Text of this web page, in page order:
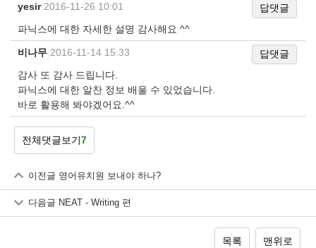
yesir|2016-11-26 10:01
답댓글
파닉스에 대한 자세한 설명 감사해요 ^^
비나무 2016-11-14 15:33
답댓글
감사 또 감사 드립니다.
파닉스에 대한 알찬 정보 배울 수 있었습니다.
바로 활용해 봐야겠어요.^^
전체댓글보기7
이전글 영어유치원 보내야 하나?
다음글 NEAT - Writing 편
목록 맨위로